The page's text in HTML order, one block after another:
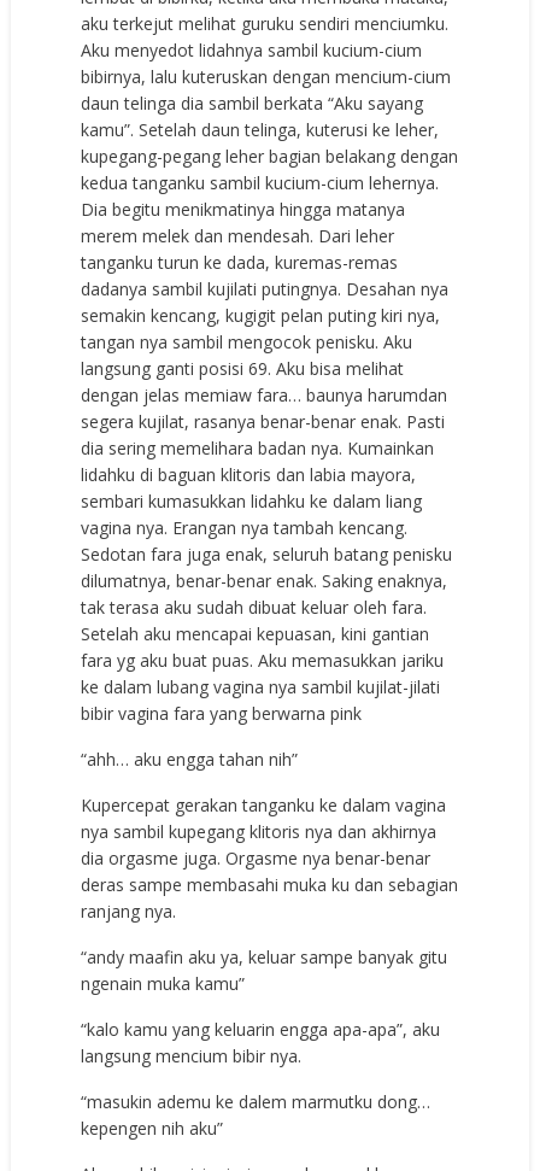
aku terkejut melihat guruku sendiri menciumku.
Aku menyedot lidahnya sambil kucium-cium
bibirnya, lalu kuteruskan dengan mencium-cium
daun telinga dia sambil berkata “Aku sayang
kamu”. Setelah daun telinga, kuterusi ke leher,
kupegang-pegang leher bagian belakang dengan
kedua tanganku sambil kucium-cium lehernya.
Dia begitu menikmatinya hingga matanya
merem melek dan mendesah. Dari leher
tanganku turun ke dada, kuremas-remas
dadanya sambil kujilati putingnya. Desahan nya
semakin kencang, kugigit pelan puting kiri nya,
tangan nya sambil mengocok penisku. Aku
langsung ganti posisi 69. Aku bisa melihat
dengan jelas memiaw fara… baunya harumdan
segera kujilat, rasanya benar-benar enak. Pasti
dia sering memelihara badan nya. Kumainkan
lidahku di baguan klitoris dan labia mayora,
sembari kumasukkan lidahku ke dalam liang
vagina nya. Erangan nya tambah kencang.
Sedotan fara juga enak, seluruh batang penisku
dilumatnya, benar-benar enak. Saking enaknya,
tak terasa aku sudah dibuat keluar oleh fara.
Setelah aku mencapai kepuasan, kini gantian
fara yg aku buat puas. Aku memasukkan jariku
ke dalam lubang vagina nya sambil kujilat-jilati
bibir vagina fara yang berwarna pink
“ahh… aku engga tahan nih”
Kupercepat gerakan tanganku ke dalam vagina
nya sambil kupegang klitoris nya dan akhirnya
dia orgasme juga. Orgasme nya benar-benar
deras sampe membasahi muka ku dan sebagian
ranjang nya.
“andy maafin aku ya, keluar sampe banyak gitu
ngenain muka kamu”
“kalo kamu yang keluarin engga apa-apa”, aku
langsung mencium bibir nya.
“masukin ademu ke dalem marmutku dong…
kepengen nih aku”